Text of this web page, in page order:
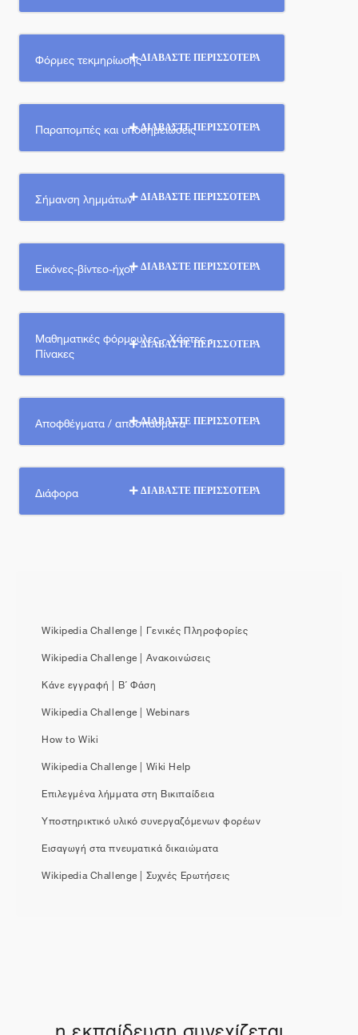
Φόρμες τεκμηρίωσηςΔΙΑΒΑΣΤΕ ΠΕΡΙΣΣΟΤΕΡΑ
Παραπομπές και υποσημειώσειςΔΙΑΒΑΣΤΕ ΠΕΡΙΣΣΟΤΕΡΑ
Σήμανση λημμάτων ΔΙΑΒΑΣΤΕ ΠΕΡΙΣΣΟΤΕΡΑ
Εικόνες-βίντεο-ήχοι ΔΙΑΒΑΣΤΕ ΠΕΡΙΣΣΟΤΕΡΑ
Μαθηματικές φόρμουλες - Χάρτες -
Πίνακες ΔΙΑΒΑΣΤΕ ΠΕΡΙΣΣΟΤΕΡΑ
Αποφθέγματα / αποσπάσματαΔΙΑΒΑΣΤΕ ΠΕΡΙΣΣΟΤΕΡΑ
Διάφορα ΔΙΑΒΑΣΤΕ ΠΕΡΙΣΣΟΤΕΡΑ
Wikipedia Challenge | Γενικές Πληροφορίες
Wikipedia Challenge | Ανακοινώσεις
Κάνε εγγραφή | Β΄ Φάση
Wikipedia Challenge | Webinars
How to Wiki
Wikipedia Challenge | Wiki Help
Επιλεγμένα λήμματα στη Βικιπαίδεια
Υποστηρικτικό υλικό συνεργαζόμενων φορέων
Εισαγωγή στα πνευματικά δικαιώματα
Wikipedia Challenge | Συχνές Ερωτήσεις